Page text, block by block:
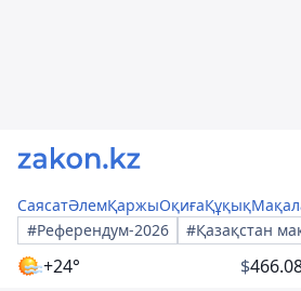
СаясатӘлемҚаржыОқиғаҚұқық
#Референдум-2026
#Қазақстан
+24° $